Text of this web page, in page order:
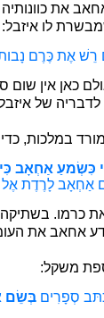
את
לו איזבל:
רֵשׁ אֶת כֶּרֶם
כאן אין
של
במלכות,
כִּשְׂמעַ אַחְאָב
אַחְאָב לָרֶדֶת אֶל
כרמו.
אחאב את
משקל:
סְפָרִים בְּשֵׂם